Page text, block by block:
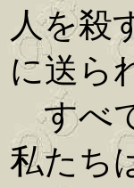
人を殺
に送ら
すべ
私たち